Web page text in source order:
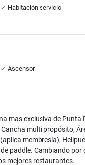
Habitación servicio
Ascensor
mas exclusiva de
multi propósito,
membresía),
paddle. Cambiando
mejores restaurantes.